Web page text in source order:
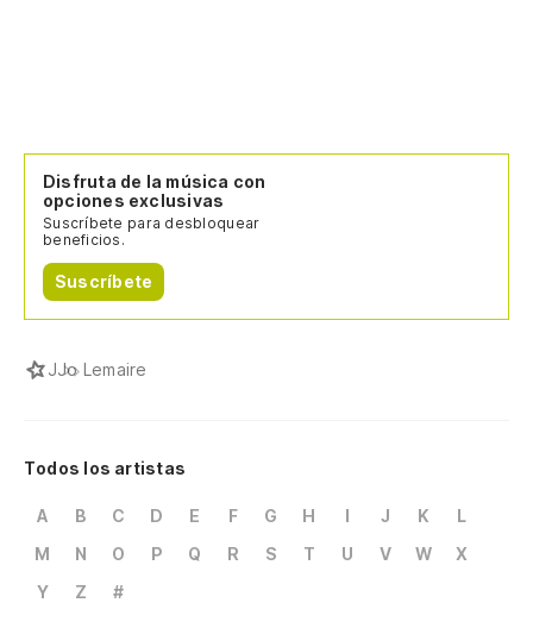
Disfruta de la música con
opciones exclusivas
Suscríbete para desbloquear
beneficios.
Suscríbete
JJo Lemaire
Todos los artistas
A B C D E F G H I J K
L
M
N O P Q R S T U V W
X
Y
Z #